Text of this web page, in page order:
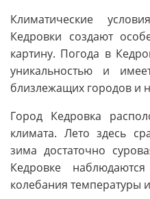
Климатические
Кедровки создают
картину. Погода в
уникальностью и
близлежащих городов и
Город Кедровка
климата. Лето здесь
зима достаточно
Кедровке
колебания температуры